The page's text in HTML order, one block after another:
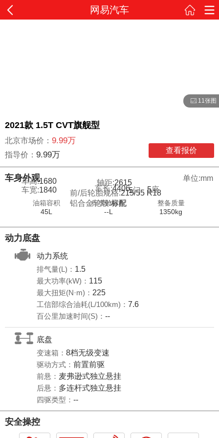
网易汽车
11张图
2021款 1.5T CVT旗舰型
北京市场价： 9.99万
指导价： 9.99万 查看报价
车身外观
单位:mm
车长:4406
车宽:1840 5座
5门
车高:1680 轴距:2615
前/后轮胎规格:215/55 R18
铝合金轮毂:标配
油箱容积
45L
行李舱容积
--L
整备质量
1350kg
动力底盘
动力系统
排气量(L)： 1.5
最大功率(kW)： 115
最大扭矩(N·m)： 225
工信部综合油耗(L/100km)： 7.6
百公里加速时间(S)： --
底盘
变速箱： 8档无级变速
驱动方式： 前置前驱
前悬： 麦弗逊式独立悬挂
后悬： 多连杆式独立悬挂
四驱类型： --
安全操控